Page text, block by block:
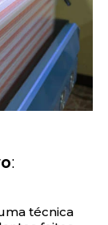
:
técnica